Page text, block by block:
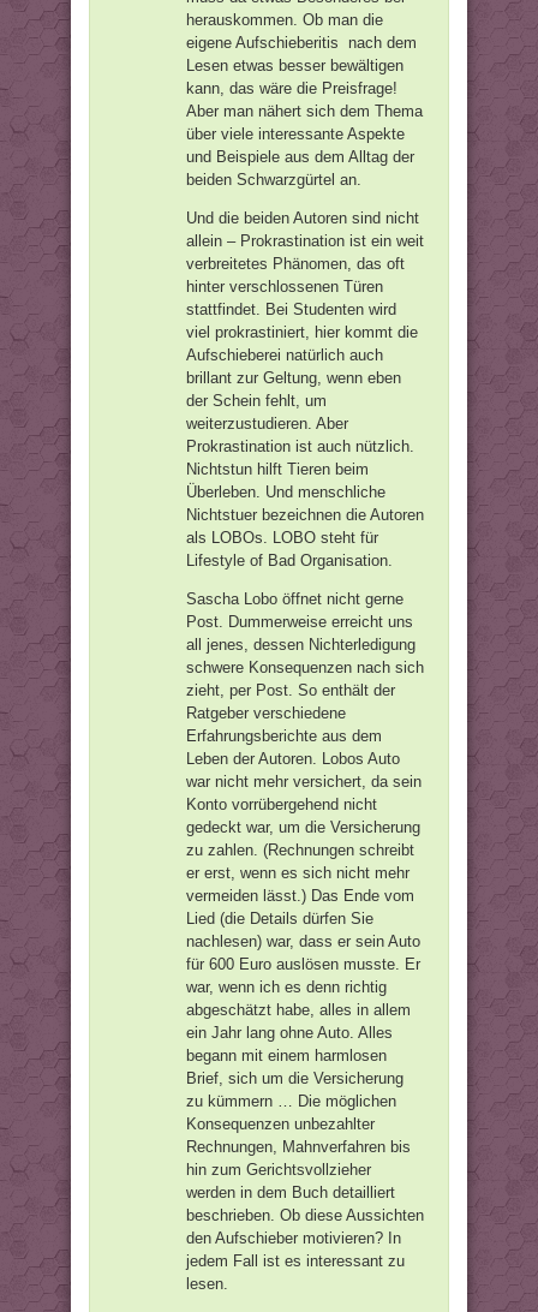
herauskommen. Ob man die
eigene Aufschieberitis nach dem
Lesen etwas besser bewältigen
kann, das wäre die Preisfrage!
Aber man nähert sich dem Thema
über viele interessante Aspekte
und Beispiele aus dem Alltag der
beiden Schwarzgürtel an.
Und die beiden Autoren sind nicht
allein – Prokrastination ist ein weit
verbreitetes Phänomen, das oft
hinter verschlossenen Türen
stattfindet. Bei Studenten wird
viel prokrastiniert, hier kommt die
Aufschieberei natürlich auch
brillant zur Geltung, wenn eben
der Schein fehlt, um
weiterzustudieren. Aber
Prokrastination ist auch nützlich.
Nichtstun hilft Tieren beim
Überleben. Und menschliche
Nichtstuer bezeichnen die Autoren
als LOBOs. LOBO steht für
Lifestyle of Bad Organisation.
Sascha Lobo öffnet nicht gerne
Post. Dummerweise erreicht uns
all jenes, dessen Nichterledigung
schwere Konsequenzen nach sich
zieht, per Post. So enthält der
Ratgeber verschiedene
Erfahrungsberichte aus dem
Leben der Autoren. Lobos Auto
war nicht mehr versichert, da sein
Konto vorrübergehend nicht
gedeckt war, um die Versicherung
zu zahlen. (Rechnungen schreibt
er erst, wenn es sich nicht mehr
vermeiden lässt.) Das Ende vom
Lied (die Details dürfen Sie
nachlesen) war, dass er sein Auto
für 600 Euro auslösen musste. Er
war, wenn ich es denn richtig
abgeschätzt habe, alles in allem
ein Jahr lang ohne Auto. Alles
begann mit einem harmlosen
Brief, sich um die Versicherung
zu kümmern … Die möglichen
Konsequenzen unbezahlter
Rechnungen, Mahnverfahren bis
hin zum Gerichtsvollzieher
werden in dem Buch detailliert
beschrieben. Ob diese Aussichten
den Aufschieber motivieren? In
jedem Fall ist es interessant zu
lesen.